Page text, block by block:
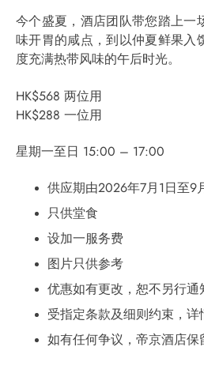
今个盛夏，酒店团队带您踏上一
味开胃的咸点，到以仲夏鲜果入
度充满热带风味的午后时光。
HK$568 两位用
HK$288 一位用
星期一至日 15:00 – 17:00
供应期由2026年7月1日至9
只供堂食
设加一服务费
图片只供参考
优惠如有更改，恕不另行通
受指定条款及细则约束，详
如有任何争议，帝京酒店保